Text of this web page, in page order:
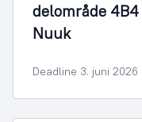
delområde
Nuuk
Deadline 3. juni 2026